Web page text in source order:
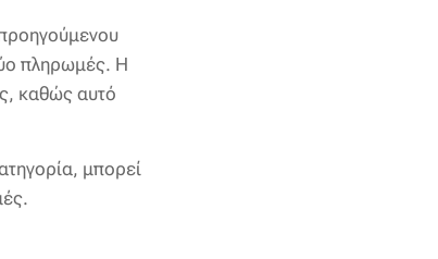
πληρωμές. Η
καθώς αυτό
μπορεί